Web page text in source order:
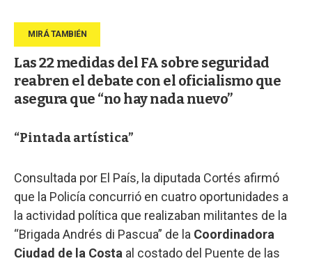
Las 22 medidas del FA sobre seguridad
reabren el debate con el oficialismo que
asegura que “no hay nada nuevo”
“Pintada artística”
Consultada por El País, la diputada Cortés afirmó
que la Policía concurrió en cuatro oportunidades a
la actividad política que realizaban militantes de la
“Brigada Andrés di Pascua” de la Coordinadora
Ciudad de la Costa al costado del Puente de las